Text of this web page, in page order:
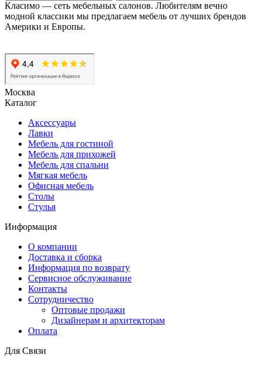
Класимо — cеть мебельных салонов. Любителям вечно
модной классики мы предлагаем мебель от лучших брендов
Америки и Европы.
Москва
Каталог
Аксессуары
Лавки
Мебель для гостиной
Мебель для прихожей
Мебель для спальни
Мягкая мебель
Офисная мебель
Столы
Стулья
Информация
О компании
Доставка и сборка
Информация по возврату
Сервисное обслуживание
Контакты
Сотрудничество
Оптовые продажи
Дизайнерам и архитекторам
Оплата
Для Связи